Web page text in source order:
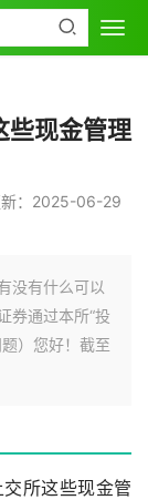
些现金管理
新：2025-06-29
没有什么可以
券通过本所“投
）您好！截至
所这些现金管